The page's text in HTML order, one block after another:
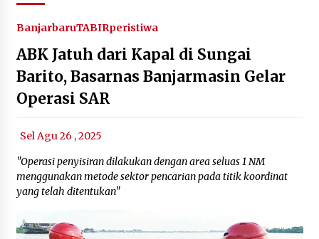
BanjarbaruTABIRperistiwa
ABK Jatuh dari Kapal di Sungai
Barito, Basarnas Banjarmasin Gelar
Operasi SAR
Sel Agu 26 , 2025
"Operasi penyisiran dilakukan dengan area seluas 1 NM
menggunakan metode sektor pencarian pada titik koordinat
yang telah ditentukan"